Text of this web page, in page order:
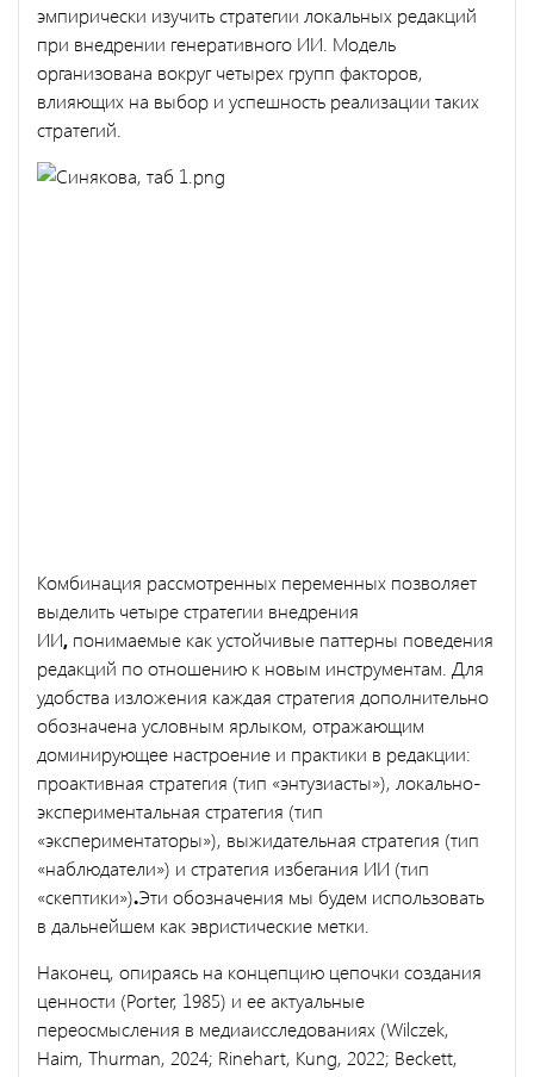
эмпирически изучить стратегии локальных редакций
при внедрении генеративного ИИ. Модель
организована вокруг четырех групп факторов,
влияющих на выбор и успешность реализации таких
стратегий.
Комбинация рассмотренных переменных позволяет
выделить четыре стратегии внедрения
ИИ, понимаемые как устойчивые паттерны поведения
редакций по отношению к новым инструментам. Для
удобства изложения каждая стратегия дополнительно
обозначена условным ярлыком, отражающим
доминирующее настроение и практики в редакции:
проактивная стратегия (тип «энтузиасты»), локально-
экспериментальная стратегия (тип
«экспериментаторы»), выжидательная стратегия (тип
«наблюдатели») и стратегия избегания ИИ (тип
«скептики»).Эти обозначения мы будем использовать
в дальнейшем как эвристические метки.
Наконец, опираясь на концепцию цепочки создания
ценности (Porter, 1985) и ее актуальные
переосмысления в медиаисследованиях (Wilczek,
Haim, Thurman, 2024; Rinehart, Kung, 2022; Beckett,